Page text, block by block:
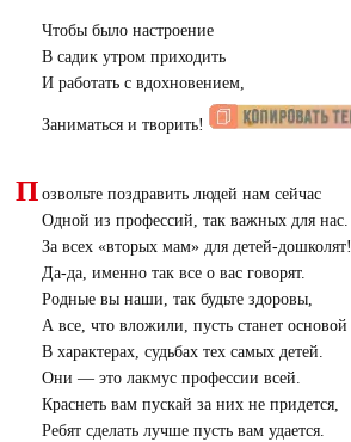
Чтобы было настроение
В садик утром приходить
И работать с вдохновением,
Заниматься и творить!
П озвольте поздравить людей нам сейчас
Одной из профессий, так важных для нас.
За всех «вторых мам» для детей-дошколят!
Да-да, именно так все о вас говорят.
Родные вы наши, так будьте здоровы,
А все, что вложили, пусть станет основой
В характерах, судьбах тех самых детей.
Они — это лакмус профессии всей.
Краснеть вам пускай за них не придется,
Ребят сделать лучше пусть вам удается.